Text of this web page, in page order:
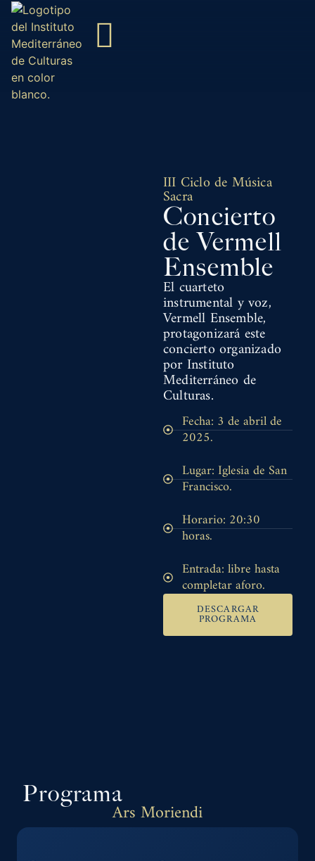
III Ciclo de Música
Sacra
Concierto
de Vermell
Ensemble
El cuarteto
instrumental y voz,
Vermell Ensemble,
protagonizará este
concierto organizado
por Instituto
Mediterráneo de
Culturas.
Fecha: 3 de abril de
2025.
Lugar: Iglesia de San
Francisco.
Horario: 20:30
horas.
Entrada: libre hasta
completar aforo.
DESCARGAR
PROGRAMA
Programa
Ars Moriendi